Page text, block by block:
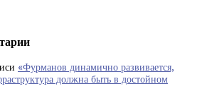
«Фурманов динамично развивается,
должна быть в достойном